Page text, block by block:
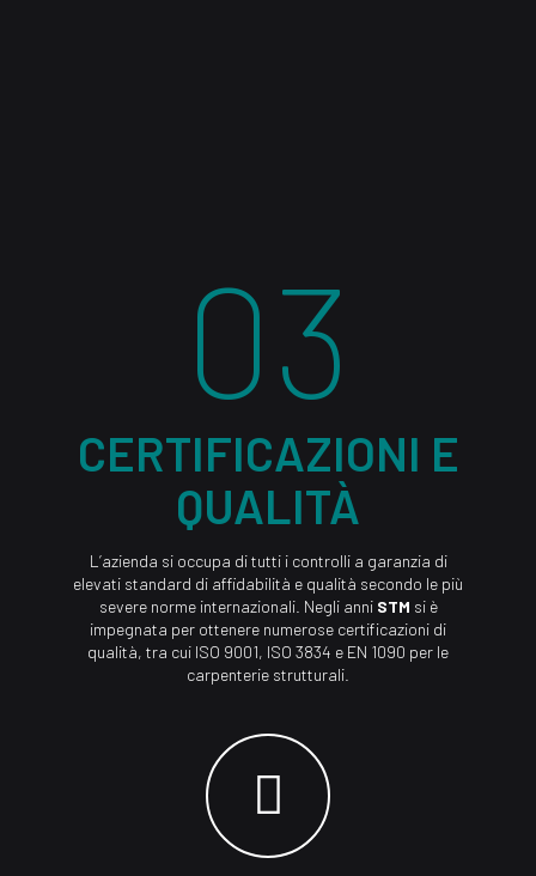
03
CERTIFICAZIONI E
QUALITÀ
L’azienda si occupa di tutti i controlli a garanzia di
elevati standard di affidabilità e qualità secondo le più
severe norme internazionali. Negli anni STM si è
impegnata per ottenere numerose certificazioni di
qualità, tra cui ISO 9001, ISO 3834 e EN 1090 per le
carpenterie strutturali.